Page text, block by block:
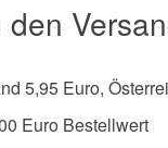
5,95 Euro,
Euro Bestellwert